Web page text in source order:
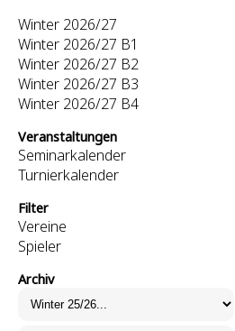
Winter 2026/27
Winter 2026/27 B1
Winter 2026/27 B2
Winter 2026/27 B3
Winter 2026/27 B4
Veranstaltungen
Seminarkalender
Turnierkalender
Filter
Vereine
Spieler
Archiv